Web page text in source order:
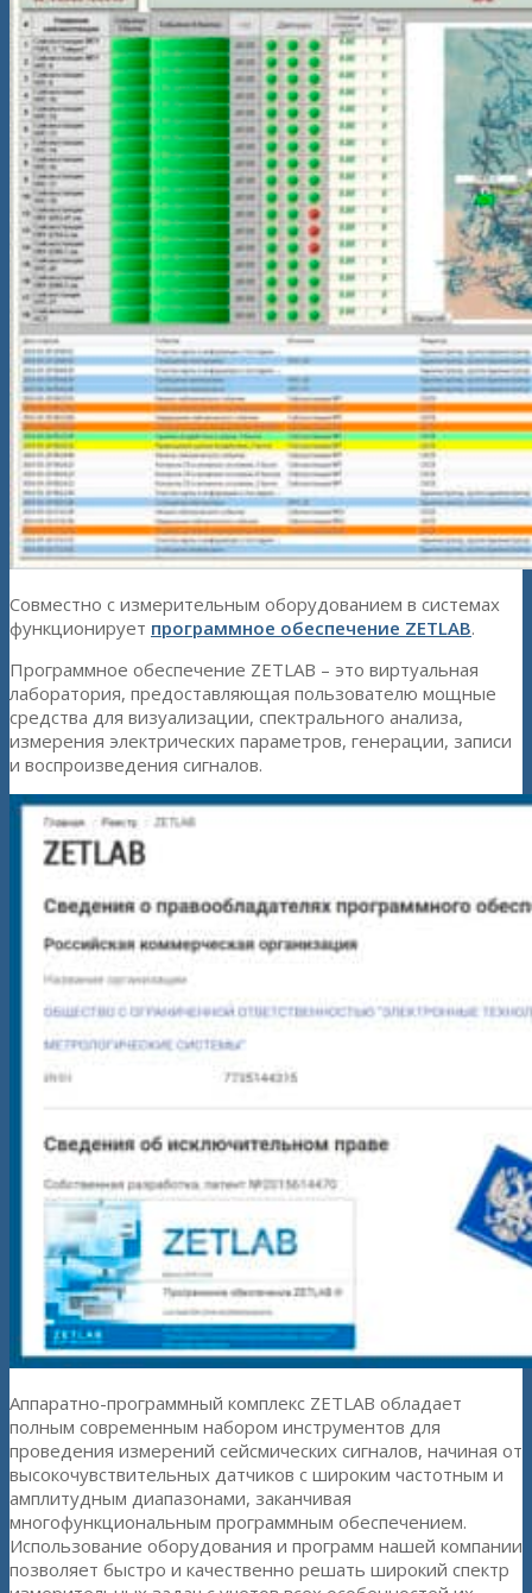
Совместно с измерительным оборудованием в системах
функционирует программное обеспечение ZETLAB.
Программное обеспечение ZETLAB – это виртуальная
лаборатория, предоставляющая пользователю мощные
средства для визуализации, спектрального анализа,
измерения электрических параметров, генерации, записи
и воспроизведения сигналов.
Аппаратно-программный комплекс ZETLAB обладает
полным современным набором инструментов для
проведения измерений сейсмических сигналов, начиная от
высокочувствительных датчиков с широким частотным и
амплитудным диапазонами, заканчивая
многофункциональным программным обеспечением.
Использование оборудования и программ нашей компании
позволяет быстро и качественно решать широкий спектр